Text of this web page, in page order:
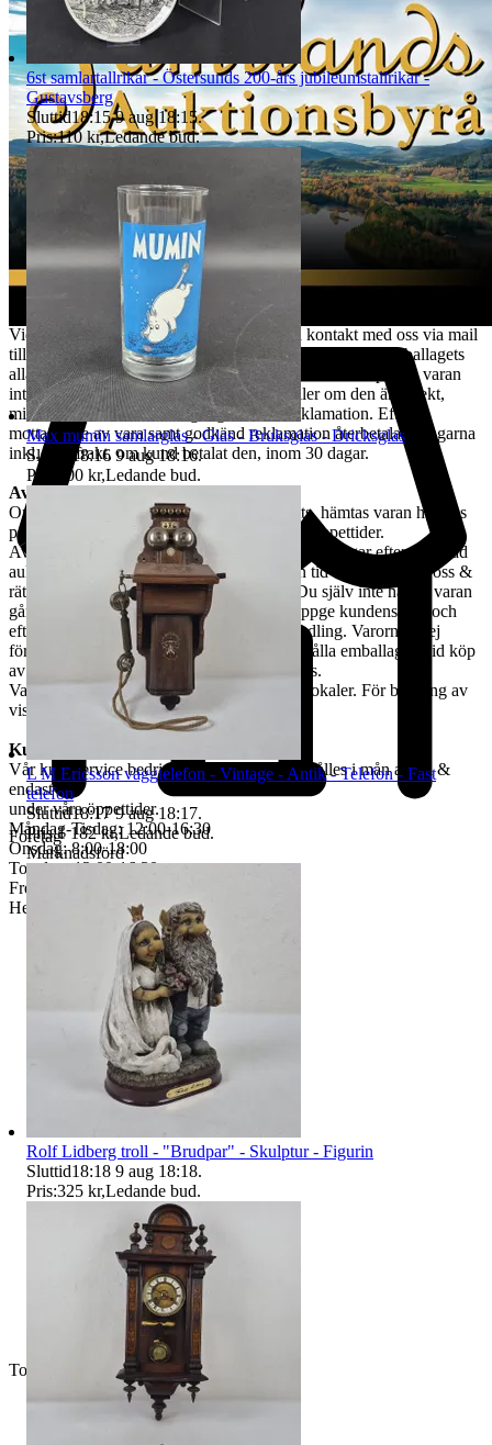
skick som vid köptillfället och är skyldig att paketera och hantera
auktionsobjektet så att det inte skadas under transporten. Vi har rätt
att göra avdrag motsvarande den värdeminskning som uppstått till
följd av att kund har hanterat varan i större omfattning än som varit
nödvändigt. Värdeminskningen bedöms från fall till fall. Vi försöker
hantera alla returer så snabbt som möjligt. Efter att kundens retur
hanterats återbetalas pengarna för den köpta varan. Ångerrätten
avser ej det externa köpet av leverans av objektet då
konsumenten/köparen uttryckligen har samtyckt till att tjänsten
börjar utföras och gått med på att det inte finns någon ångerrätt när
tjänsten har fullgjorts.Om misstanke att ångerrätt missbrukas, tex
används för att ej behöva stå fast vid bud och därmed påverka
budgivningsprocessen, förbehåller sig vi oss rätten att stänga av
kundens konto för vidare budgivning hos oss.
REKLAMATION
Vid Reklamation ska kunden omgående ta kontakt med oss via mail
till tradera@jabab.se samt bifoga bilder på varan samt emballagets
alla sidor och packmateriel. Notera att det är skillnad på om varan
inte lever upp till kundens förväntningar eller om den är defekt,
mindre defekter är inte ett giltigt skäl till reklamation. Efter
mottagande av vara samt godkänd reklamation återbetalas pengarna
inkl. returfrakt, om kund betalat den, inom 30 dagar.
Avhämtning
Om ingen annan avhämtningsadress angetts, hämtas varan hos oss
på Tjalmargatan 4B i Östersund under våra öppettider.
Avhämtning av vunna varor skall ske inom 10 dagar efter avslutad
auktion. Om varan ej hämtas inom angiven tid tillfaller varan oss &
rätten till återbetalning är förbrukad. Kan Du själv inte hämta varan
går det skicka ett ombud. Ombudet skall uppge kundens för- och
efternamn, varubeskrivning & egen ID-handling. Varorna är ej
förpackade & kunden måste själv tillhandahålla emballage. Vid köp
av skrymmande gods, måste bärhjälp medtas.
Varorna finns att titta på vid begäran i våra lokaler. För bokning av
visning kontakta oss, se nedan.
Kundservice & Öppettider
Vår kundservice bedrivs via e-post. Svar erhålles i mån av tid &
endast
under våra öppettider.
Måndag-Tisdag: 12:00-16:30
Onsdag: 8:00-18:00
Torsdag: 12:00-16:30
Fredag: 10:00-15:00
Helgdagar & röda dagar STÄNGT
Företag
Toppsäljare
6st samlartallrikar - Östersunds 200-års jubileumstallrikar -
Gustavsberg
Sluttid18:15 9 aug 18:15.
Pris:110 kr,Ledande bud.
Max mumin samlarglas - Glas - Bruksglas - Dricksglas
Sluttid
18:16 9 aug 18:16.
Pris:
100 kr,Ledande bud.
L M Ericsson väggtelefon - Vintage - Antik - Telefon - Fast
telefon
Sluttid18:17 9 aug 18:17.
Pris:1 182 kr,Ledande bud.
Marknadsförd
Rolf Lidberg troll - "Brudpar" - Skulptur - Figurin
Sluttid18:18 9 aug 18:18.
Pris:325 kr,Ledande bud.